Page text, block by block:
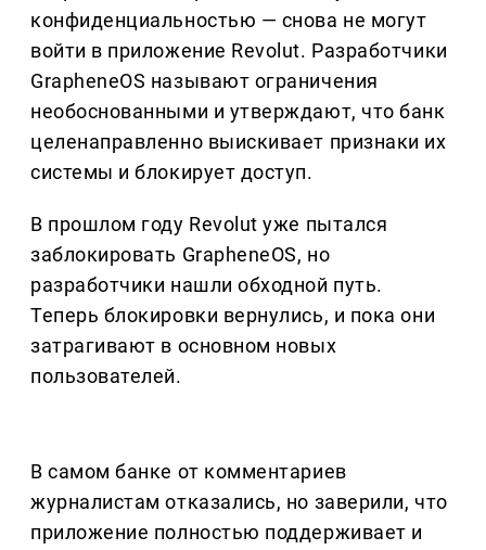
конфиденциальностью — снова не могут
войти в приложение Revolut. Разработчики
GrapheneOS называют ограничения
необоснованными и утверждают, что банк
целенаправленно выискивает признаки их
системы и блокирует доступ.
В прошлом году Revolut уже пытался
заблокировать GrapheneOS, но
разработчики нашли обходной путь.
Теперь блокировки вернулись, и пока они
затрагивают в основном новых
пользователей.
В самом банке от комментариев
журналистам отказались, но заверили, что
приложение полностью поддерживает и